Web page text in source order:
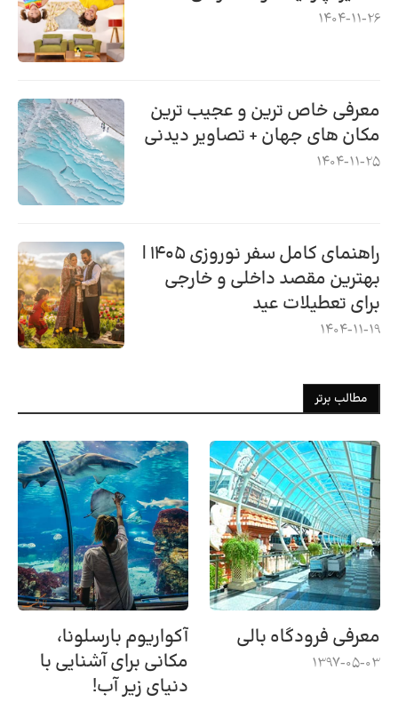
1404-11-26
معرفی خاص ترین و عجیب ترین
مکان های جهان + تصاویر دیدنی
1404-11-25
راهنمای کامل سفر نوروزی ۱۴۰۵ |
بهترین مقصد داخلی و خارجی
برای تعطیلات عید
1404-11-19
مطالب برتر
معرفی فرودگاه بالی
1397-05-03
آکواریوم بارسلونا،
مکانی برای آشنایی با
دنیای زیر آب!